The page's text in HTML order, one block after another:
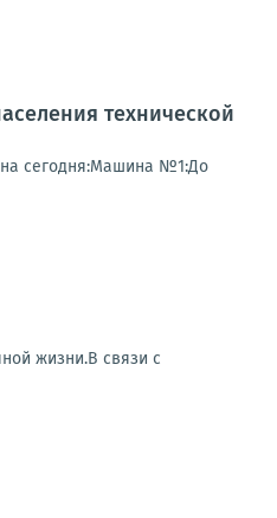
технической
на сегодня:Машина №1:До
жизни.В связи с